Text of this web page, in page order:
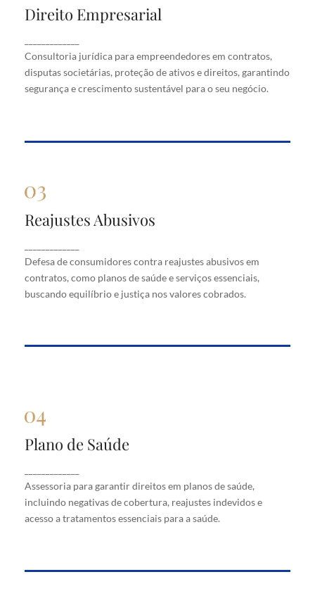
Direito Empresarial
Consultoria jurídica para empreendedores em contratos,
disputas societárias, proteção de ativos e direitos, garantindo
segurança e crescimento sustentável para o seu negócio.
Direito Empresarial
contratos, disputas societárias, proteção de ativos
e direitos, garantindo segurança e crescimento
sustentável para o seu negócio.
Reajustes Abusivos
Defesa de consumidores contra reajustes abusivos em
contratos, como planos de saúde e serviços essenciais,
buscando equilíbrio e justiça nos valores cobrados.
Reajustes Abusivos
em contratos, como planos de saúde e serviços
essenciais, buscando equilíbrio e justiça nos valores
cobrados.
Plano de Saúde
Assessoria para garantir direitos em planos de saúde,
incluindo negativas de cobertura, reajustes indevidos e
acesso a tratamentos essenciais para a saúde.
Plano de Saúde
saúde, incluindo negativas de cobertura, reajustes
indevidos e acesso a tratamentos essenciais para a
saúde.